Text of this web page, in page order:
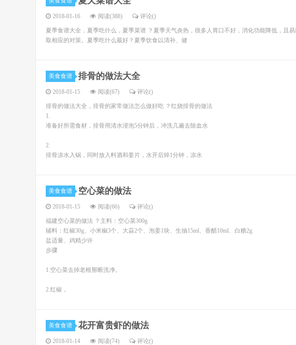
2018-01-16 阅读(388) 评论()
夏季食谱大全，夏季吃什么，夏季菜谱 ？夏季天气炎热，很多人胃口不好，消化功能降低，且
取相应的对策。夏季吃什么最好？夏季饮食以清补、健
美食食谱 排骨的做法大全
2018-01-15 阅读(67) 评论()
排骨的做法大全，排骨的家常做法怎么做好吃 ？红烧排骨的做法
1.
准备好所需食材，排骨用清水浸泡5分钟后，冲洗几遍去除血水
2.
排骨凉水入锅，同时放入料酒和姜片，水开后焯1分钟，凉水
美食食谱 空心菜的做法
2018-01-15 阅读(66) 评论()
福建空心菜的做法 ？主料：空心菜300g
辅料：红椒30g、小米椒3个、大蒜2个、泡姜1块、生抽15ml、香醋10ml、白糖2g
盐适量、鸡精少许
步骤
1.空心菜去掉老根掰断洗净。
2.红椒，
美食食谱 花开富贵虾的做法
2018-01-14 阅读(74) 评论()